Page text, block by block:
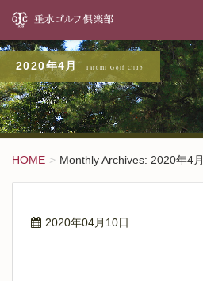
2020年4月
HOME Monthly Archives: 2020年4月
2020年04月10日